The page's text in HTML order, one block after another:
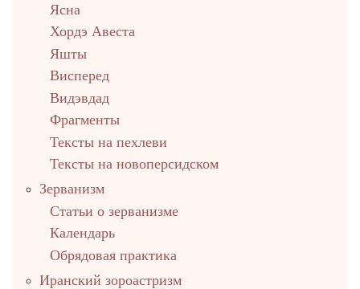
Ясна
Хордэ Авеста
Яшты
Висперед
Видэвдад
Фрагменты
Тексты на пехлеви
Тексты на новоперсидском
Зерванизм
Статьи о зерванизме
Календарь
Обрядовая практика
Иранский зороастризм